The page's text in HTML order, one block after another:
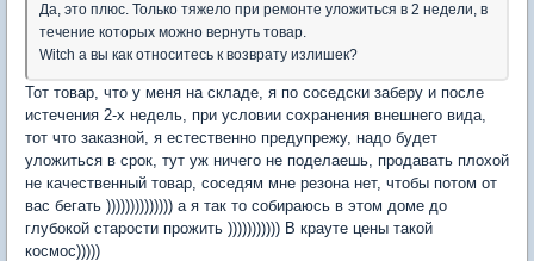
Да, это плюс. Только тяжело при ремонте уложиться в 2 недели, в
течение которых можно вернуть товар.
Witch а вы как относитесь к возврату излишек?
Тот товар, что у меня на складе, я по соседски заберу и после
истечения 2-х недель, при условии сохранения внешнего вида,
тот что заказной, я естественно предупрежу, надо будет
уложиться в срок, тут уж ничего не поделаешь, продавать плохой
не качественный товар, соседям мне резона нет, чтобы потом от
вас бегать )))))))))))))) а я так то собираюсь в этом доме до
глубокой старости прожить ))))))))))) В крауте цены такой
космос)))))